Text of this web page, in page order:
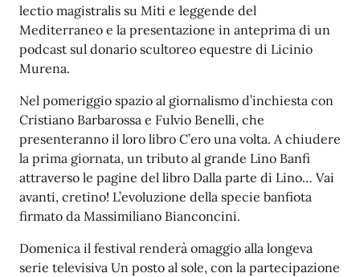
lectio magistralis su Miti e leggende del
Mediterraneo e la presentazione in anteprima di un
podcast sul donario scultoreo equestre di Licinio
Murena.
Nel pomeriggio spazio al giornalismo d’inchiesta con
Cristiano Barbarossa e Fulvio Benelli, che
presenteranno il loro libro C’ero una volta. A chiudere
la prima giornata, un tributo al grande Lino Banfi
attraverso le pagine del libro Dalla parte di Lino… Vai
avanti, cretino! L’evoluzione della specie banfiota
firmato da Massimiliano Bianconcini.
Domenica il festival renderà omaggio alla longeva
serie televisiva Un posto al sole, con la partecipazione